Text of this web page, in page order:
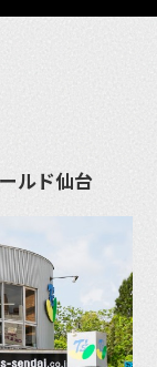
ルド仙台